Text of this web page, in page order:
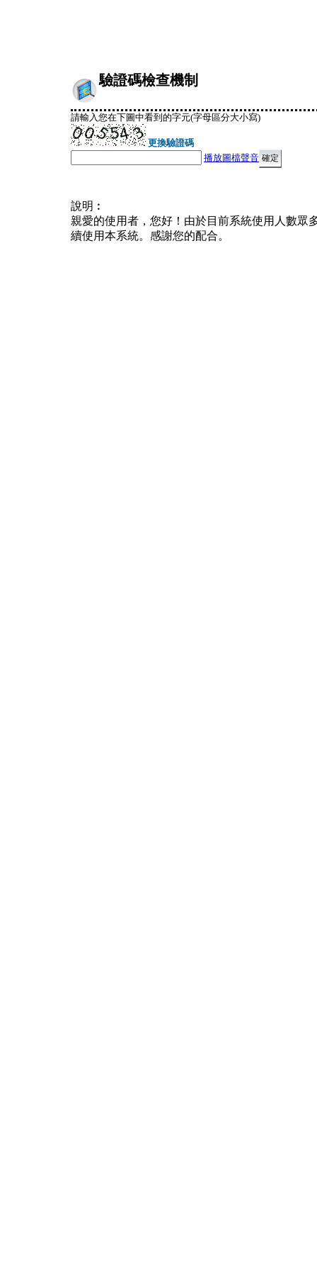
驗證碼檢查機制
請輸入您在下圖中看到的字元(字母區分大小寫)
更換驗證碼
播放圖檔聲音
說明︰
親愛的使用者，您好！由於目前系統使用人數眾
續使用本系統。感謝您的配合。